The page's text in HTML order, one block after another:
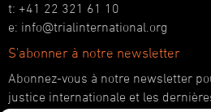
t: +41 22 321 61 10
e: info@trialinternational.org
S'abonner à notre newsletter
Abonnez-vous à notre newsletter
justice internationale et les